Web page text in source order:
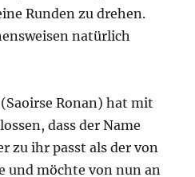
Runden zu drehen.
natürlich
Ronan) hat mit
dass der Name
zu ihr passt als der von
und möchte von nun an